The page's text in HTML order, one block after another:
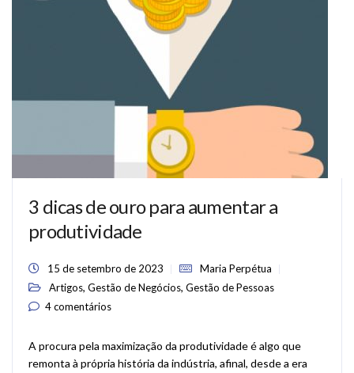
3 dicas de ouro para aumentar a
produtividade
15 de setembro de 2023
Maria Perpétua
Artigos, Gestão de Negócios, Gestão de Pessoas
4 comentários
A procura pela maximização da produtividade é algo que
remonta à própria história da indústria, afinal, desde a era